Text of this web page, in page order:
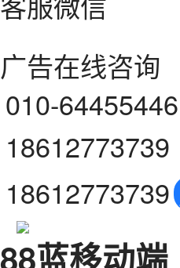
广告在线咨询
010-64455446
18612773739
18612773739
88蓝移动端